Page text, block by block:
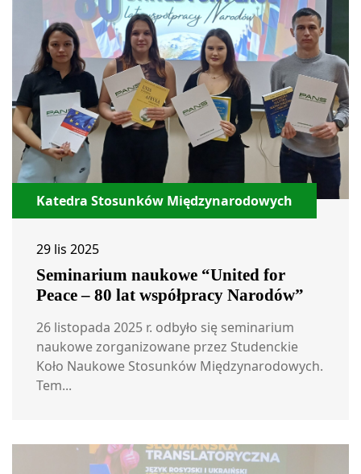
Katedra Stosunków Międzynarodowych
29 lis 2025
Seminarium naukowe “United for
Peace – 80 lat współpracy Narodów”
26 listopada 2025 r. odbyło się seminarium
naukowe zorganizowane przez Studenckie
Koło Naukowe Stosunków Międzynarodowych.
Tem...